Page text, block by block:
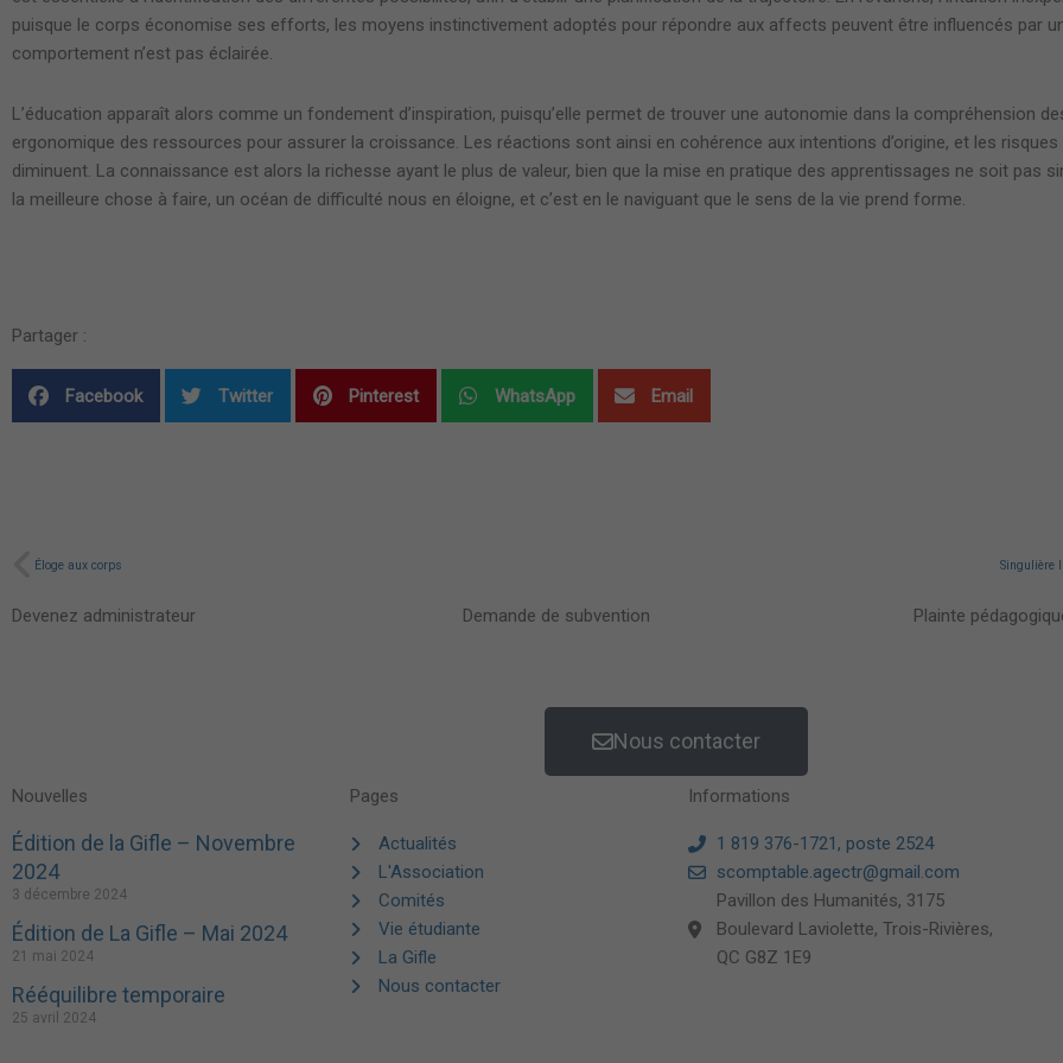
puisque le corps économise ses efforts, les moyens instinctivement adoptés pour répondre aux affects peuvent être influencés par
comportement n’est pas éclairée.
L’éducation apparaît alors comme un fondement d’inspiration, puisqu’elle permet de trouver une autonomie dans la compréhension
ergonomique des ressources pour assurer la croissance. Les réactions sont ainsi en cohérence aux intentions d’origine, et les
diminuent. La connaissance est alors la richesse ayant le plus de valeur, bien que la mise en pratique des apprentissages ne soit pas
la meilleure chose à faire, un océan de difficulté nous en éloigne, et c’est en le naviguant que le sens de la vie prend forme.
Partager :
Facebook Twitter Pinterest WhatsApp Email
Précédent
Éloge aux corps Singulière
Devenez administrateur Demande de subvention Plainte
Nous contacter
Nouvelles
Édition de la Gifle – Novembre
2024
3 décembre 2024
Édition de La Gifle – Mai 2024
21 mai 2024
Rééquilibre temporaire
25 avril 2024
Pages
Actualités
L'Association
Comités
Vie étudiante
La Gifle
Nous contacter
Informations
1 819 376-1721, poste 2524
scomptable.agectr@gmail.com
Pavillon des Humanités, 3175
Boulevard Laviolette, Trois-Rivières,
QC G8Z 1E9